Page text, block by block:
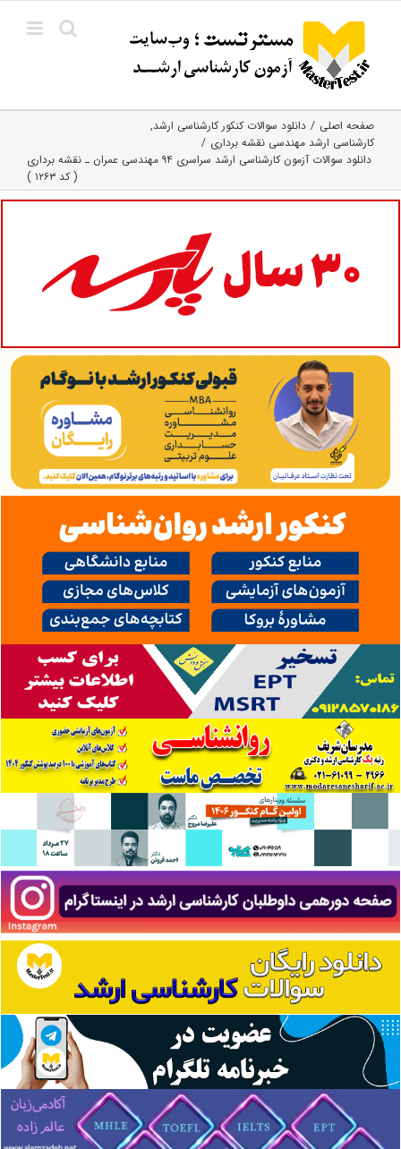
content
صفحه اصلی
دانلود سوالات کنکور کارشناسی ارشد
کارشناسی ارشد مهندسی نقشه برداری
دانلود سوالات آزمون کارشناسی ارشد سراسری ۹۴ مهندسی عمران ـ نقشه برداری
( کد ۱۲۶۳ )